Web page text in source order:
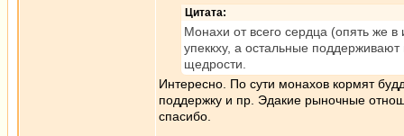
Цитата:
Монахи от всего сердца (опять же
упеккху, а остальные
щедрости.
Интересно. По сути монахов кормят
поддержку и пр. Эдакие рыночные
спасибо.